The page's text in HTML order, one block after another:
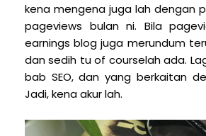
kena mengena juga lah dengan
pageviews bulan ni. Bila
earnings blog juga merundum
dan sedih tu of courselah ada.
bab SEO, dan yang berkaitan
Jadi, kena akur lah.